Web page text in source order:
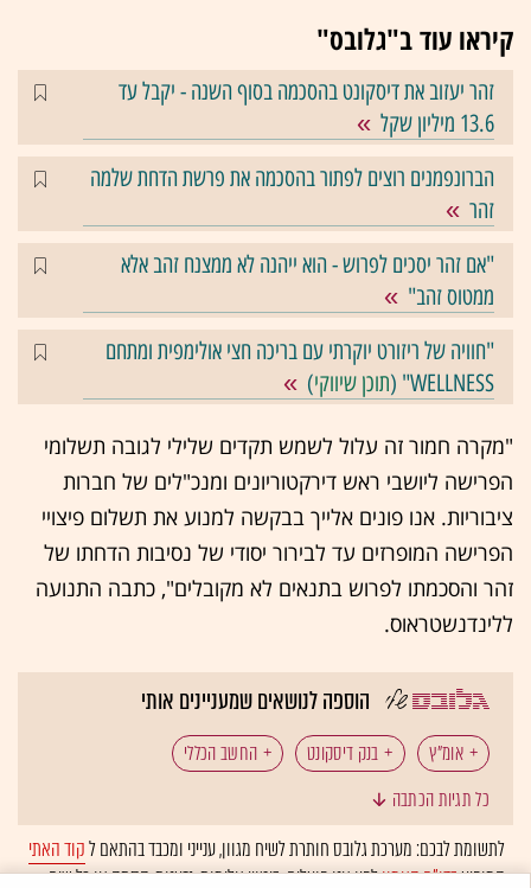
קיראו עוד ב"גלובס"
זהר יעזוב את דיסקונט בהסכמה בסוף השנה - יקבל עד
13.6 מיליון שקל
הברונפמנים רוצים לפתור בהסכמה את פרשת הדחת שלמה
זהר
"אם זהר יסכים לפרוש - הוא ייהנה לא ממצנח זהב אלא
ממטוס זהב"
"חוויה של ריזורט יוקרתי עם בריכה חצי אולימפית ומתחם
WELLNESS" (
תוכן שיווקי)
"מקרה חמור זה עלול לשמש תקדים שלילי לגובה תשלומי
הפרישה ליושבי ראש דירקטוריונים ומנכ"לים של חברות
ציבוריות. אנו פונים אלייך בבקשה למנוע את תשלום פיצויי
הפרישה המופרזים עד לבירור יסודי של נסיבות הדחתו של
זהר והסכמתו לפרוש בתנאים לא מקובלים", כתבה התנועה
ללינדנשטראוס.
הוספה לנושאים שמעניינים אותי
אומ"ץ בנק דיסקונט החשב הכללי
מבקר המדינה
פרישה רוני חזקיהו שוקי אורן שלמה זהר
כל תגיות הכתבה
לתשומת לבכם: מערכת גלובס חותרת לשיח מגוון, ענייני ומכבד בהתאם לקוד האתי
המופיעבדו"ח האמוןלפיו אנו פועלים. ביטויי אלימות, גזענות, הסתה או כל שיח